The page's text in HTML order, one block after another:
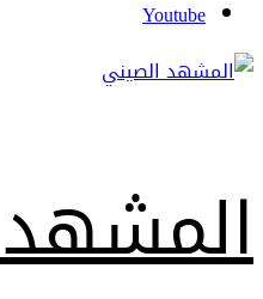
Youtube